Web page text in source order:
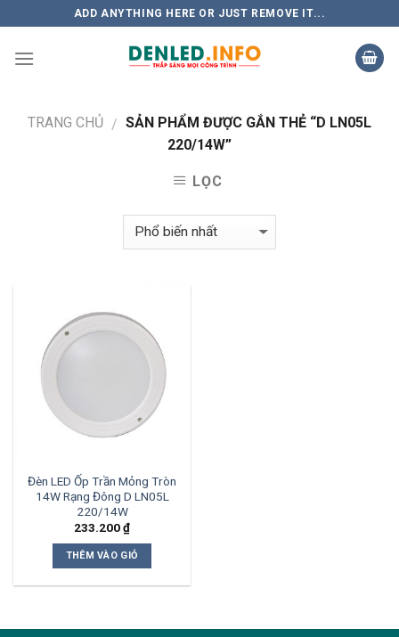
to
content
ADD ANYTHING HERE OR JUST REMOVE IT...
TRANG CHỦ / SẢN PHẨM ĐƯỢC GẮN THẺ “D LN05L
220/14W”
LỌC
Đèn LED Ốp Trần Mỏng Tròn
14W Rạng Đông D LN05L
220/14W
233.200₫
THÊM VÀO GIỎ